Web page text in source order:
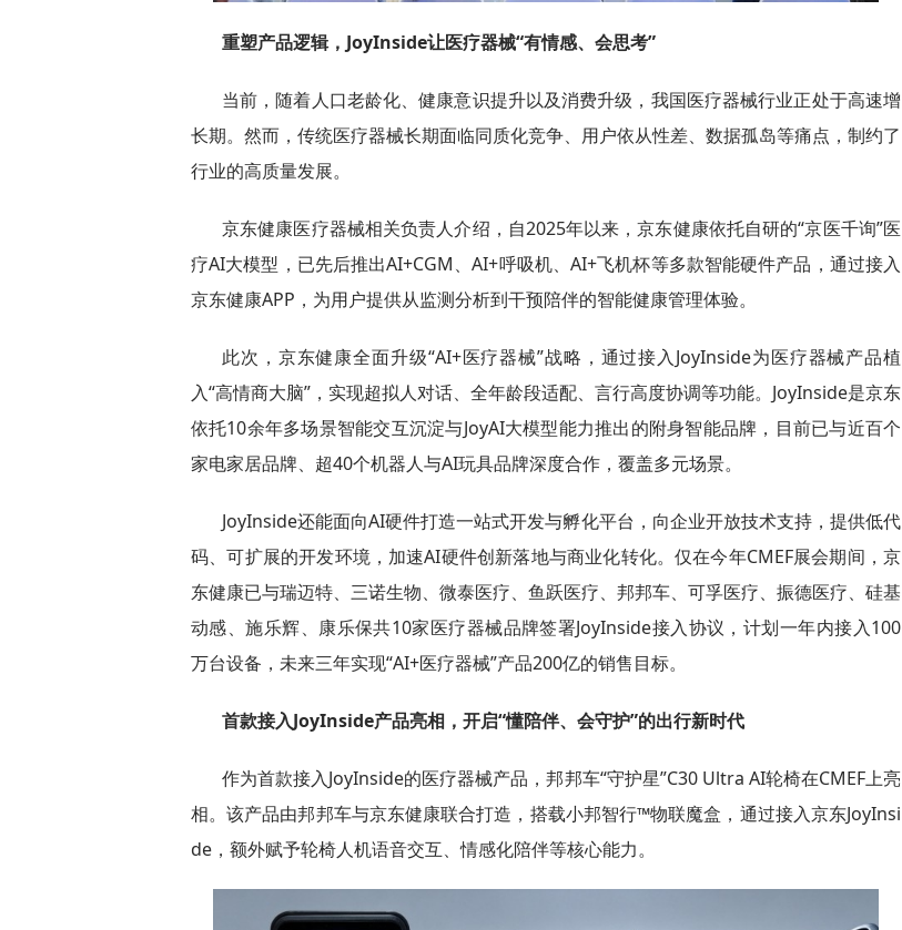
重塑产品逻辑， JoyInside让医疗器械“有情感、会思考”
当前，随着人口老龄化、健康意识提升以及消费升级，我国医疗器械行业正处于高速增
长期。然而，传统医疗器械长期面临同质化竞争、用户依从性差、数据孤岛等痛点，制约了
行业的高质量发展。
京东健康医疗器械相关负责人介绍，自2025年以来，京东健康依托自研的“京医千询”医
疗AI大模型，已先后推出AI+CGM、AI+呼吸机、AI+飞机杯等多款智能硬件产品，通过接入
京东健康APP，为用户提供从监测分析到干预陪伴的智能健康管理体验。
此次，京东健康全面升级“AI+医疗器械”战略，通过接入JoyInside为医疗器械产品植
入“高情商大脑”，实现超拟人对话、全年龄段适配、言行高度协调等功能。JoyInside是京东
依托10余年多场景智能交互沉淀与JoyAI大模型能力推出的附身智能品牌，目前已与近百个
家电家居品牌、超40个机器人与AI玩具品牌深度合作，覆盖多元场景。
JoyInside还能面向AI硬件打造一站式开发与孵化平台，向企业开放技术支持，提供低代
码、可扩展的开发环境，加速AI硬件创新落地与商业化转化。仅在今年CMEF展会期间，京
东健康已与瑞迈特、三诺生物、微泰医疗、鱼跃医疗、邦邦车、可孚医疗、振德医疗、硅基
动感、施乐辉、康乐保共10家医疗器械品牌签署JoyInside接入协议，计划一年内接入100
万台设备，未来三年实现“AI+医疗器械”产品200亿的销售目标。
首款接入JoyInside产品亮相 ，开启“懂陪伴、会守护”的出行新时代
作为首款接入JoyInside的医疗器械产品，邦邦车“守护星”C30 Ultra AI轮椅在CMEF上亮
相。该产品由邦邦车与京东健康联合打造，搭载小邦智行™物联魔盒，通过接入京东JoyInsi
de，额外赋予轮椅人机语音交互、情感化陪伴等核心能力。